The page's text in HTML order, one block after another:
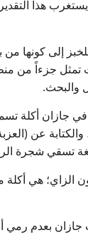
هذا
إلى كونها من
تمثل جزءاً من
والبحث.
جازان أكلة
والكتابة عن
تسقي شجرة
الزاي؛ هي أكلة
جازان بعدم